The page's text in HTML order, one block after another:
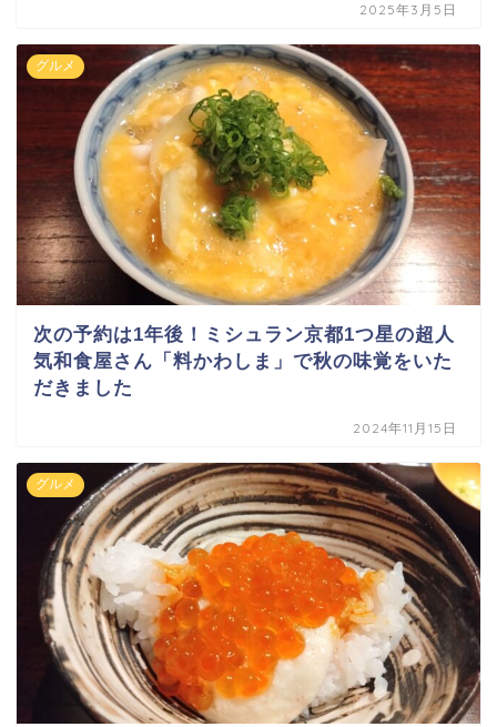
2025年3月5日
グルメ
次の予約は1年後！ミシュラン京都1つ星の超人
気和食屋さん「料かわしま」で秋の味覚をいた
だきました
2024年11月15日
グルメ